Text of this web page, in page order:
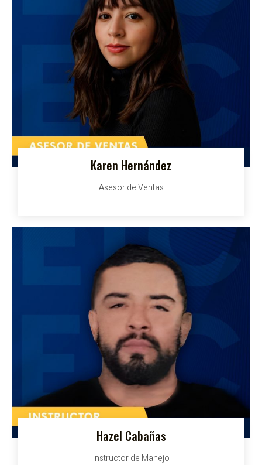
Karen Hernández
Asesor de Ventas
Hazel Cabañas
Instructor de Manejo